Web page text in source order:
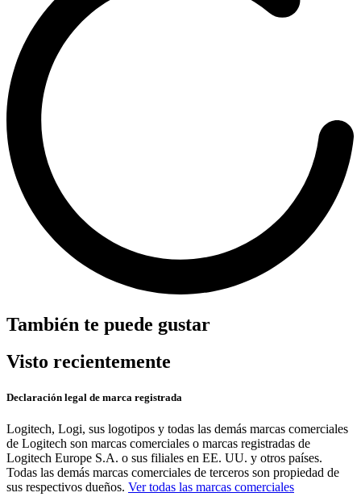
También te puede gustar
Visto recientemente
Declaración legal de marca registrada
Logitech, Logi, sus logotipos y todas las demás marcas comerciales
de Logitech son marcas comerciales o marcas registradas de
Logitech Europe S.A. o sus filiales en EE. UU. y otros países.
Todas las demás marcas comerciales de terceros son propiedad de
sus respectivos dueños. Ver todas las marcas comerciales